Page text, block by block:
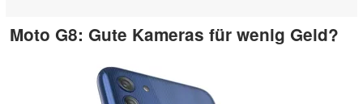
Moto G8: Gute Kameras für wenig Geld?